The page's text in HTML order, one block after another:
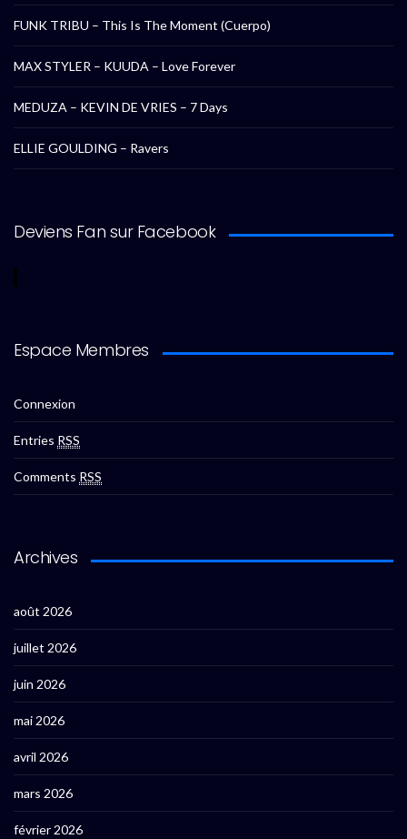
FUNK TRIBU – This Is The Moment (Cuerpo)
MAX STYLER – KUUDA – Love Forever
MEDUZA – KEVIN DE VRIES – 7 Days
ELLIE GOULDING – Ravers
Deviens Fan sur Facebook
Espace Membres
Connexion
Entries RSS
Comments RSS
Archives
août 2026
juillet 2026
juin 2026
mai 2026
avril 2026
mars 2026
février 2026